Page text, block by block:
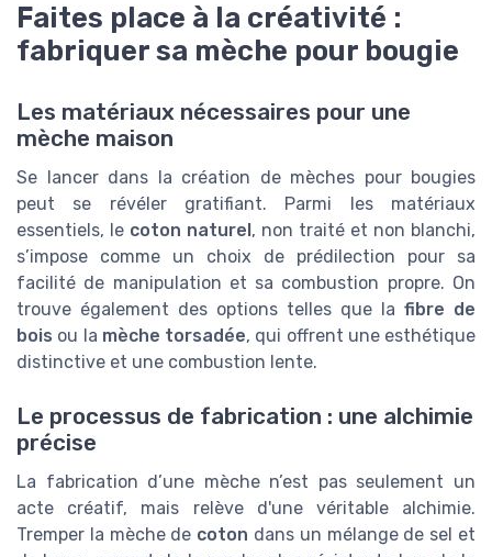
Faites place à la créativité :
fabriquer sa mèche pour bougie
Les matériaux nécessaires pour une
mèche maison
Se lancer dans la création de mèches pour bougies
peut se révéler gratifiant. Parmi les matériaux
essentiels, le coton naturel , non traité et non blanchi,
s’impose comme un choix de prédilection pour sa
facilité de manipulation et sa combustion propre. On
trouve également des options telles que la fibre de
bois ou la mèche torsadée, qui offrent une esthétique
distinctive et une combustion lente.
Le processus de fabrication : une alchimie
précise
La fabrication d’une mèche n’est pas seulement un
acte créatif, mais relève d'une véritable alchimie.
Tremper la mèche de coton dans un mélange de sel et